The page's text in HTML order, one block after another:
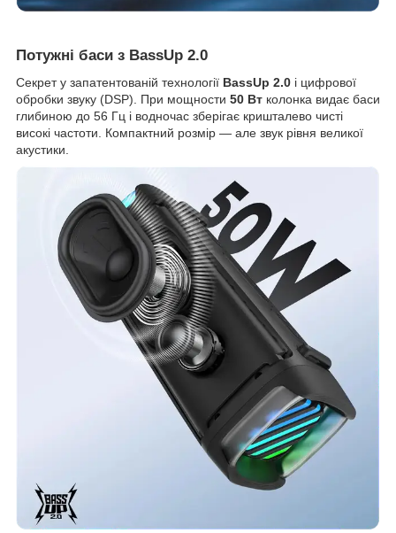
Потужні баси з BassUp 2.0
Секрет у запатентованій технології BassUp 2.0 і цифрової
обробки звуку (DSP). При мощности 50 Вт колонка видає баси
глибиною до 56 Гц і водночас зберігає кришталево чисті
високі частоти. Компактний розмір — але звук рівня великої
акустики.